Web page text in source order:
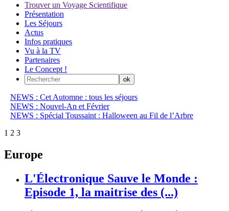
Trouver un Voyage Scientifique
Présentation
Les Séjours
Actus
Infos pratiques
Vu à la TV
Partenaires
Le Concept !
NEWS : Cet Automne : tous les séjours
NEWS : Nouvel-An et Février
NEWS : Spécial Toussaint : Halloween au Fil de l’Arbre
1 2 3
Europe
L'Électronique Sauve le Monde :
Episode 1, la maitrise des (...)